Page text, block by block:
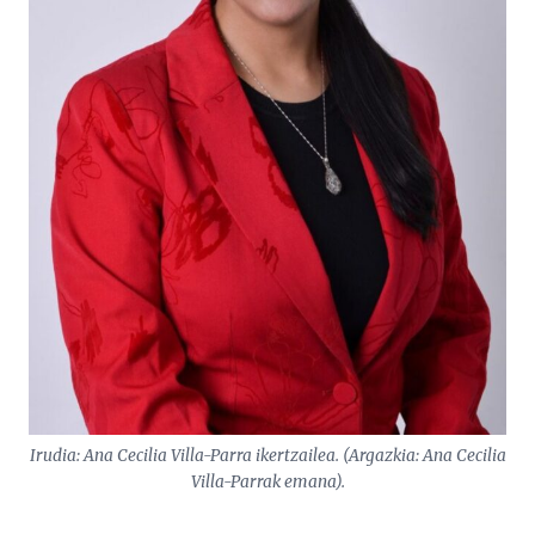
Irudia: Ana Cecilia Villa-Parra ikertzailea. (Argazkia: Ana Cecilia
Villa-Parrak emana).